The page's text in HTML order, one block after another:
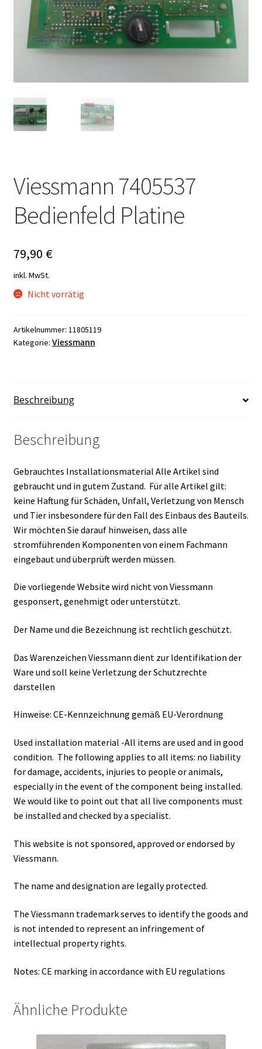
Viessmann 7405537
Bedienfeld Platine
79,90 €
inkl. MwSt.
Nicht vorrätig
Artikelnummer: 11805119
Kategorie: Viessmann
Beschreibung
Beschreibung
Gebrauchtes Installationsmaterial Alle Artikel sind
gebraucht und in gutem Zustand. Für alle Artikel gilt:
keine Haftung für Schäden, Unfall, Verletzung von Mensch
und Tier insbesondere für den Fall des Einbaus des Bauteils.
Wir möchten Sie darauf hinweisen, dass alle
stromführenden Komponenten von einem Fachmann
eingebaut und überprüft werden müssen.
Die vorliegende Website wird nicht von Viessmann
gesponsert, genehmigt oder unterstützt.
Der Name und die Bezeichnung ist rechtlich geschützt.
Das Warenzeichen Viessmann dient zur Identifikation der
Ware und soll keine Verletzung der Schutzrechte
darstellen
Hinweise: CE-Kennzeichnung gemäß EU-Verordnung
Used installation material -All items are used and in good
condition. The following applies to all items: no liability
for damage, accidents, injuries to people or animals,
especially in the event of the component being installed.
We would like to point out that all live components must
be installed and checked by a specialist.
This website is not sponsored, approved or endorsed by
Viessmann.
The name and designation are legally protected.
The Viessmann trademark serves to identify the goods and
is not intended to represent an infringement of
intellectual property rights.
Notes: CE marking in accordance with EU regulations
Ähnliche Produkte